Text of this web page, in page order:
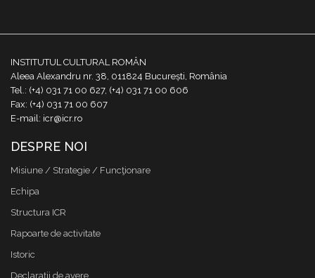
INSTITUTUL CULTURAL ROMÂN
Aleea Alexandru nr. 38, 011824 București, România
Tel.: (+4) 031 71 00 627, (+4) 031 71 00 606
Fax: (+4) 031 71 00 607
E-mail: icr@icr.ro
DESPRE NOI
Misiune / Strategie / Funcţionare
Echipa
Structura ICR
Rapoarte de activitate
Istoric
Declaraţii de avere